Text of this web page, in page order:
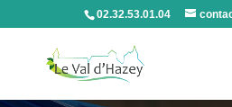
02.32.53.01.04